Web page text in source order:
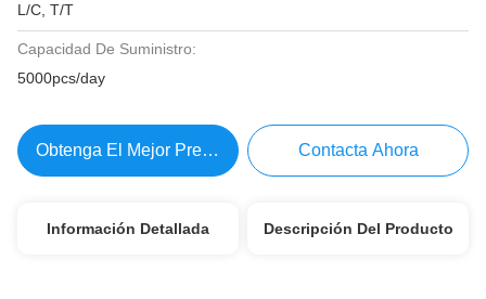
L/C, T/T
Capacidad De Suministro:
5000pcs/day
Obtenga El Mejor Precio Contacta Ahora
Información Detallada Descripción Del Producto